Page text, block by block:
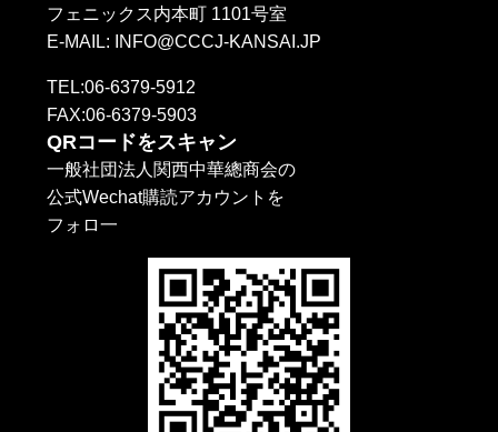
フェニックス内本町 1101号室
E-MAIL: INFO@CCCJ-KANSAI.JP
TEL:06-6379-5912
FAX:06-6379-5903
QRコードをスキャン
一般社団法人関西中華總商会の
公式Wechat購読アカウントを
フォロ一